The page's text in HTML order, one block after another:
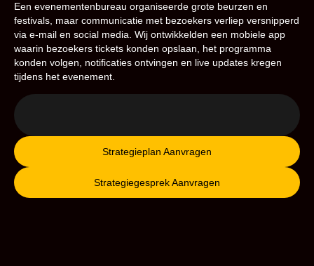
Een evenementenbureau organiseerde grote beurzen en
festivals, maar communicatie met bezoekers verliep versnipperd
via e-mail en social media. Wij ontwikkelden een mobiele app
waarin bezoekers tickets konden opslaan, het programma
konden volgen, notificaties ontvingen en live updates kregen
tijdens het evenement.
Strategieplan Aanvragen
Strategiegesprek Aanvragen